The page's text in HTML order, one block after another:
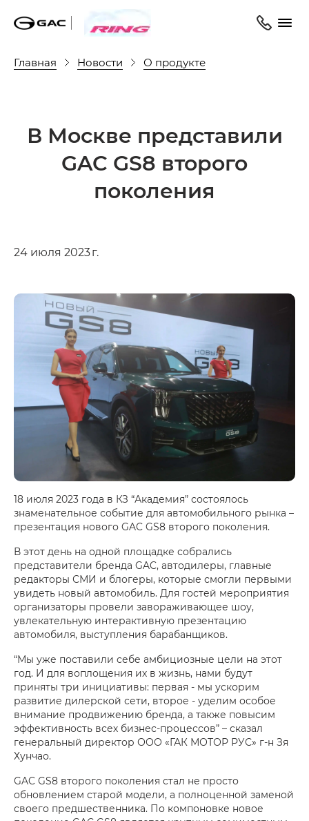
Главная Новости О продукте
В Москве представили
GAC GS8 второго
поколения
24 июля 2023 г.
18 июля 2023 года в КЗ “Академия” состоялось
знаменательное событие для автомобильного рынка –
презентация нового GAC GS8 второго поколения.
В этот день на одной площадке собрались
представители бренда GAC, автодилеры, главные
редакторы СМИ и блогеры, которые смогли первыми
увидеть новый автомобиль. Для гостей мероприятия
организаторы провели завораживающее шоу,
увлекательную интерактивную презентацию
автомобиля, выступления барабанщиков.
“Мы уже поставили себе амбициозные цели на этот
год. И для воплощения их в жизнь, нами будут
приняты три инициативы: первая - мы ускорим
развитие дилерской сети, второе - уделим особое
внимание продвижению бренда, а также повысим
эффективность всех бизнес-процессов” – сказал
генеральный директор ООО «ГАК МОТОР РУС» г-н Зя
Хунчао.
GAC GS8 второго поколения стал не просто
обновлением старой модели, а полноценной заменой
своего предшественника. По компоновке новое